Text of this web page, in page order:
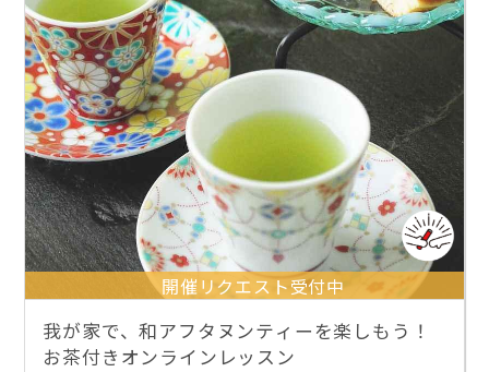
開催リクエスト受付中
我が家で、和アフタヌンティーを楽しもう！
お茶付きオンラインレッスン